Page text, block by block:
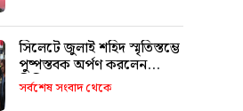
সিলেটে জুলাই শহিদ স্মৃতিস্তম্ভে
পুষ্পস্তবক অর্পণ করলেন
সিসিক প্রশাসক
সর্বশেষ সংবাদ থেকে